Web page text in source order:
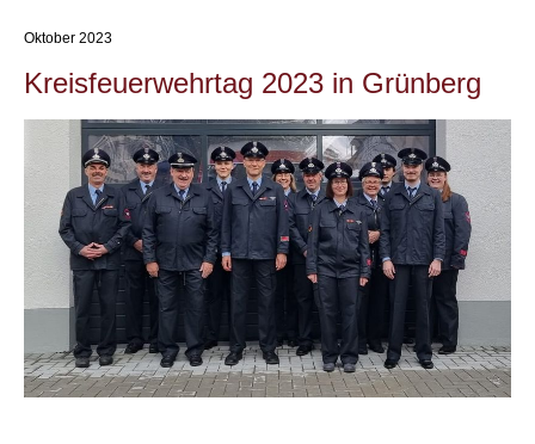
Oktober 2023
Kreisfeuerwehrtag 2023 in Grünberg